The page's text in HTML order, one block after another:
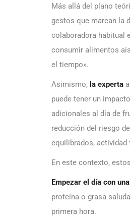
Más allá del plano
gestos que marcan la
colaboradora habitual
consumir alimentos
el tiempo».
Asimismo, la experta
puede tener un
adicionales al día de
reducción del riesgo
equilibrados,
En este contexto,
Empezar el día con
proteína o grasa
primera hora.